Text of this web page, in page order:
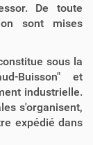
De toute
sont mises
sous la
Buisson" et
industrielle.
s'organisent,
expédié dans